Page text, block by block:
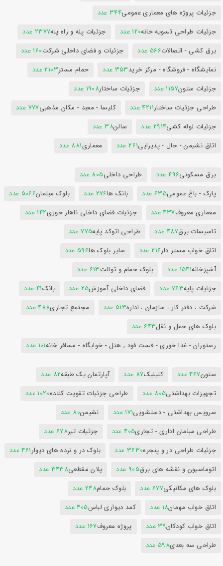
جزئیات پروژه های معماری عمومی344 عدد
جزئیات طراحی تسویه خانه120 عدد جزئیات پله و راه پله2377 عدد
برق کشی - اتصالات566 عدد جزئیات و فضای داخلی شرکت160 عدد
نمایشگاه - فروشگاه - مرکز خرید353 عدد حمام مستر2103 عدد
جزئیات ستون1157 عدد جزئیات ساختار1908 عدد
طراحی جزئیات ساختار4211 عدد کلیسا - معبد - مکان مذهبی777 عدد
جزئیات لوله کشی2914 عدد سالن38 عدد
اتاق نشیمن - حال - پذیرایی261 عدد معماری881 عدد
برق مسکونی496 عدد طراحی داخلی805 عدد
پارک - باغ عمومی635 عدد بانک ها276 عدد بلوک مبلمان5066 عدد
معماری معروف437 عدد جزئیات فضای داخلی ناهار خوری142 عدد
تاسیسات برق487 عدد طراحی اتوکد پایه775 عدد
اتاق خواب مستر دار216 عدد سایر بلوک ها596 عدد
آشپزخانه1541 عدد بلوک حمام و توالت613 عدد
جزئیات پایه763 عدد فضای داخلی آموزش25 عدد بانک41 عدد
شرکت ، دفتر کار ، سازمان ، اداره513 عدد مجتمع تجاری488 عدد
بلوک های حمل و نقل643 عدد
رستوران - غذا خوری - فست فود ; هتل - خوابگاه - مسافر خانه101 عدد
ستون467 عدد کلینیک87 عدد آپارتمان یک طبقه82 عدد
تجهیزات بهداشتی805 عدد طراحی جزئیات تقویت کننده1020 عدد
سرویس بهداشتی - دستشویی171 عدد نشیمن80 عدد
طراحی مبلمان اداری - تجاری405 عدد جزئیات تیر678 عدد
جزئیات طراحی در و پنجره3630 عدد بلوک در و نرده های دیوار461 عدد
اتوماسیون و نقشه های برق905 عدد پلان مقطعی3438 عدد
بلوک های مکانیکی677 عدد بلوک حمام248 عدد
اتاق خواب مهمان18 عدد کمد دیواری لباس405 عدد
اتاق خواب کودکان39 عدد پروژه معروف167 عدد
طراحی سه بعدی598 عدد